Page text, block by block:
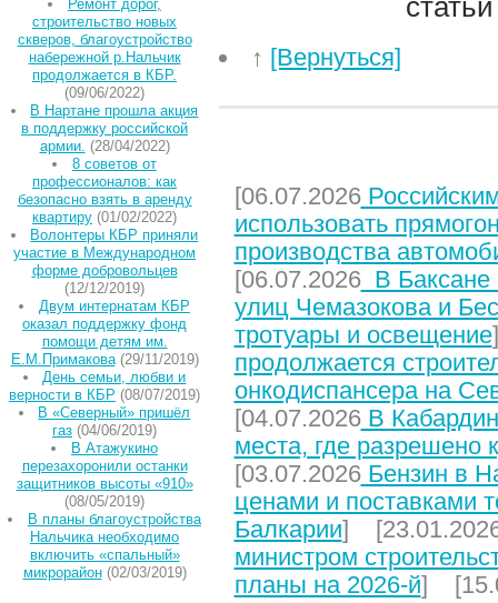
Ремонт дорог,
строительство новых
скверов, благоустройство
набережной р.Нальчик
продолжается в КБР.
(09/06/2022)
В Нартане прошла акция
в поддержку российской
армии. (28/04/2022)
8 cоветов от
профессионалов: как
безопасно взять в аренду
квартиру (01/02/2022)
Волонтеры КБР приняли
участие в Международном
форме добровольцев
(12/12/2019)
Двум интернатам КБР
оказал поддержку фонд
помощи детям им.
Е.М.Примакова(29/11/2019)
День семьи, любви и
верности в КБР (08/07/2019)
В «Северный» пришёл
газ (04/06/2019)
В Атажукино
перезахоронили останки
защитников высоты «910»
(08/05/2019)
В планы благоустройства
Нальчика необходимо
включить «спальный»
микрорайон(02/03/2019)
↑ [Вернуться]
[06.07.2026
использовать
производства
[06.07.2026В Баксане
улиц Чемазокова и
тротуары и освещение
продолжается
онкодиспансера на
[04.07.2026В
места, где разрешено
[03.07.2026Бензин в
ценами и поставками
Балкарии]
министром
планы на 2026-й]